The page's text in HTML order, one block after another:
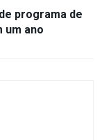
programa de
ano